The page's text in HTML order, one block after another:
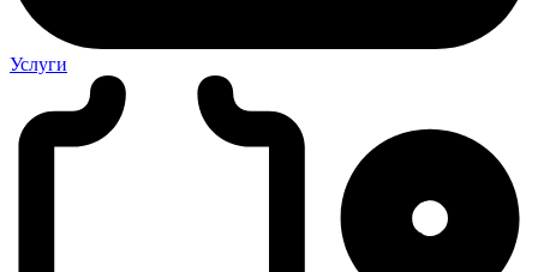
Услуги